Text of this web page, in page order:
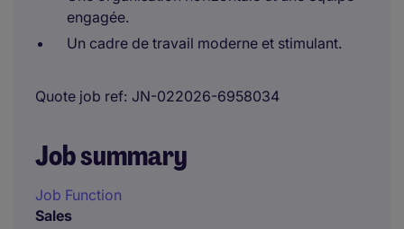
engagée.
Un cadre de travail moderne et stimulant.
Quote job ref JN-022026-6958034
Job summary
Job Function
Sales